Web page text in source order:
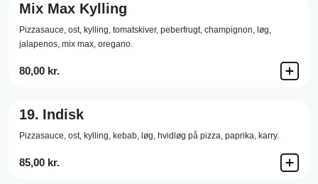
Mix Max Kylling
Pizzasauce, ost, kylling, tomatskiver, peberfrugt, champignon, løg,
jalapenos, mix max, oregano.
80,00 kr.
19. Indisk
Pizzasauce, ost, kylling, kebab, løg, hvidløg på pizza, paprika, karry.
85,00 kr.